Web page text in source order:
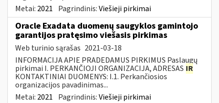
Metai: 2021 Pagrindinis:Viešieji pirkimai
Oracle Exadata duomenų saugyklos gamintojo
garantijos pratęsimo viešasis pirkimas
Web turinio sąrašas 2021-03-18
INFORMACIJA APIE PRADEDAMUS PIRKIMUS Paslaugų
pirkimai I. PERKANČIOJI ORGANIZACIJA, ADRESAS IR
KONTAKTINIAI DUOMENYS: I.1. Perkančiosios
organizacijos pavadinimas...
Metai: 2021 Pagrindinis:Viešieji pirkimai